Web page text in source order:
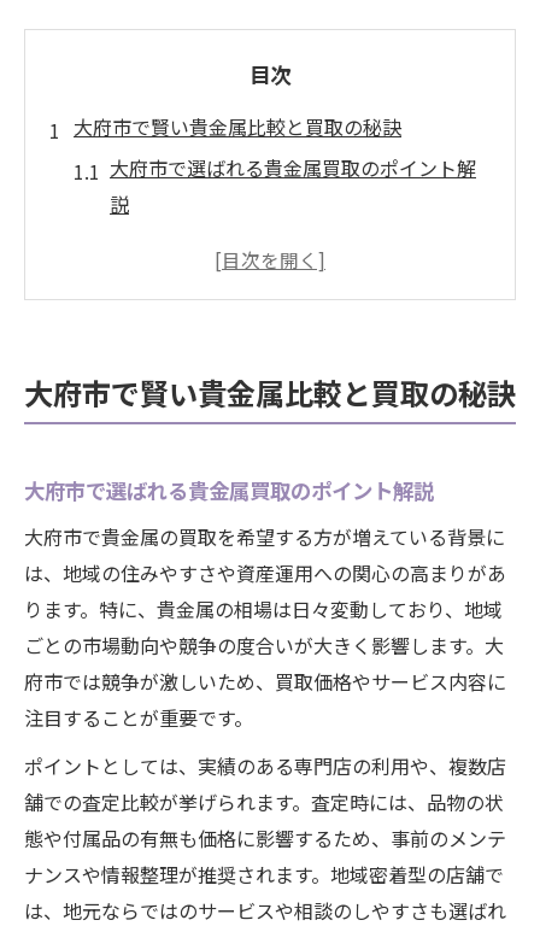
目次
大府市で賢い貴金属比較と買取の秘訣
大府市で選ばれる貴金属買取のポイント解
説
貴金属比較で知る大府市の暮らしやすさ
資産形成に役立つ貴金属の選び方
貴金属選びがもたらす生活の安心感
将来のために考える賢い貴金属の選択法
大府市で資産に最適な貴金属の見極め方
貴金属比較が資産形成に与える影響と利点
暮らしを豊かにする貴金属の役割紹介
貴金属が家庭にもたらす安心と価値
日常生活で光る貴金属の活用アイデア
貴金属が地域の経済と暮らしに与える影響
暮らしの変化に合わせた貴金属選びのコツ
貴金属比較を活かした賢い生活設計法
比較から分かる賢い貴金属買取術
大府市で賢い貴金属比較と買取の秘訣
大府市で選ばれる貴金属買取のポイント解説
大府市で貴金属の買取を希望する方が増えている背景に
は、地域の住みやすさや資産運用への関心の高まりがあ
ります。特に、貴金属の相場は日々変動しており、地域
ごとの市場動向や競争の度合いが大きく影響します。大
府市では競争が激しいため、買取価格やサービス内容に
注目することが重要です。
ポイントとしては、実績のある専門店の利用や、複数店
舗での査定比較が挙げられます。査定時には、品物の状
態や付属品の有無も価格に影響するため、事前のメンテ
ナンスや情報整理が推奨されます。地域密着型の店舗で
は、地元ならではのサービスや相談のしやすさも選ばれ